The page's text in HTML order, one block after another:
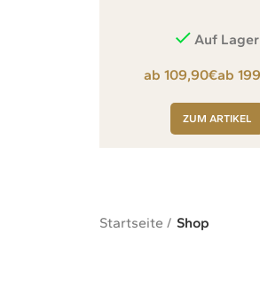
Auf Lager
€
ZUM ARTIKEL
Startseite Shop